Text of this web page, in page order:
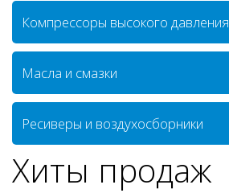
Компрессоры высокого давления
Масла и смазки
Ресиверы и воздухосборники
Хиты продаж